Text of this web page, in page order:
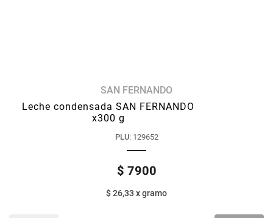
SAN FERNANDO
Leche condensada SAN FERNANDO
x300 g
PLU: 129652
$ 7900
$ 26,33 xgramo